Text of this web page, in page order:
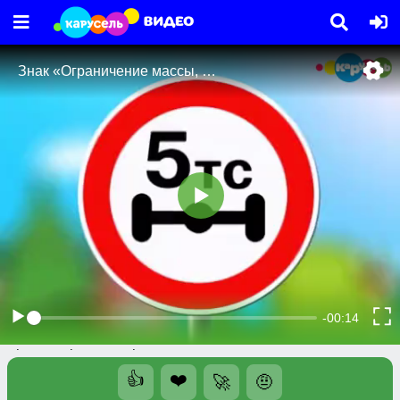
Телешоу
Знак «Ограничение массы, приходящейся
на ось транспортного средства»
Знак «Ограничение массы, приходящейся на ось
транспортного средства»
👍 ❤️ 🚀 🤨